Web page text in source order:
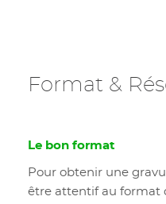
Format &
Le bon format
Pour obtenir une
être attentif au format